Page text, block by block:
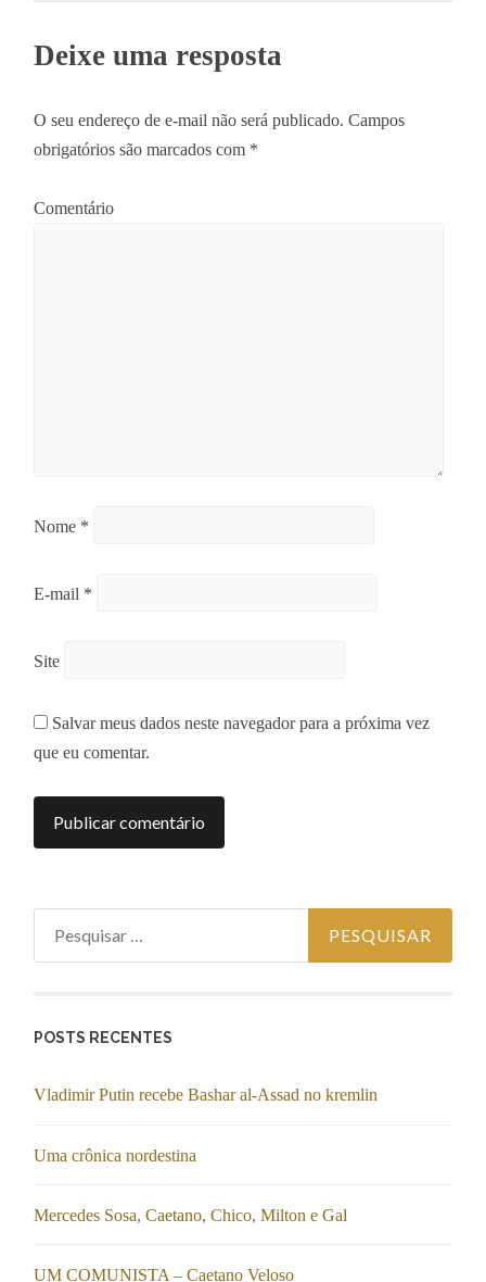
Deixe uma resposta
O seu endereço de e-mail não será publicado. Campos
obrigatórios são marcados com *
Comentário
Nome *
E-mail *
Site
Salvar meus dados neste navegador para a próxima vez
que eu comentar.
POSTS RECENTES
Vladimir Putin recebe Bashar al-Assad no kremlin
Uma crônica nordestina
Mercedes Sosa, Caetano, Chico, Milton e Gal
UM COMUNISTA – Caetano Veloso